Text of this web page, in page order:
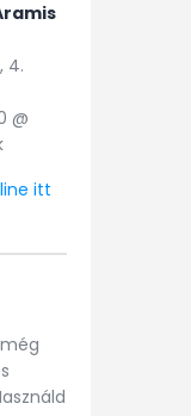
4.
@
itt